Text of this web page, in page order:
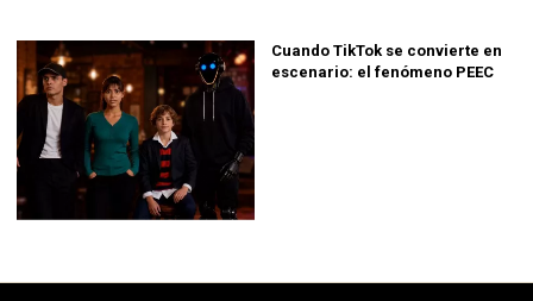
Cuando TikTok se convierte en
escenario: el fenómeno PEEC